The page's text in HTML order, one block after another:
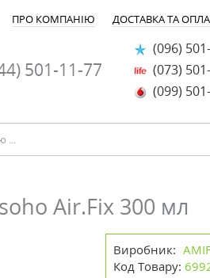
ПРО КОМПАНІЮ ДОСТАВКА ТА
501-11-77
(096)
(073)
(099)
Air.Fix 300 мл
Виробник:
Код Товару: